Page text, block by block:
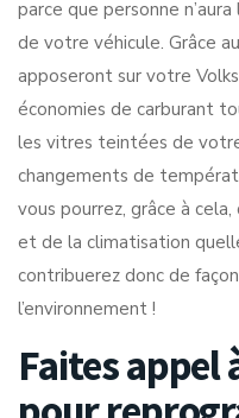
parce que personne
de votre véhicule. Grâce
apposeront sur votre
économies de carburant
les vitres teintées de
changements de
vous pourrez, grâce à
et de la climatisation
contribuerez donc de
l’environnement !
Faites appel